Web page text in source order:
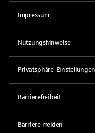
Impressum
Nutzungshinweise
Privatsphäre-Einstellungen
Barrierefreiheit
Barriere melden